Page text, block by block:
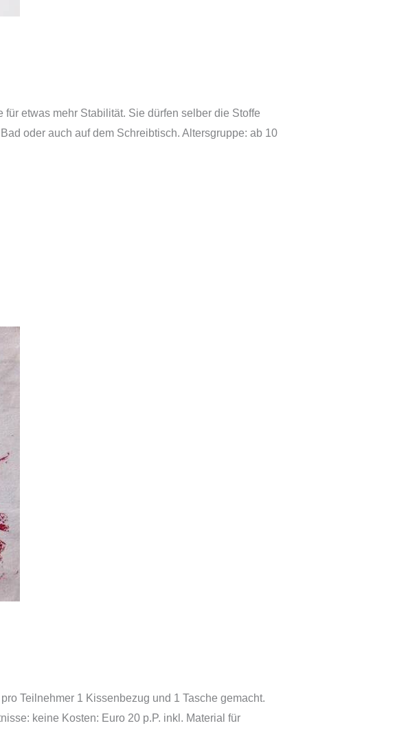
etwas mehr Stabilität. Sie dürfen selber die Stoffe
oder auch auf dem Schreibtisch. Altersgruppe: ab 10
Teilnehmer 1 Kissenbezug und 1 Tasche gemacht.
keine Kosten: Euro 20 p.P. inkl. Material für